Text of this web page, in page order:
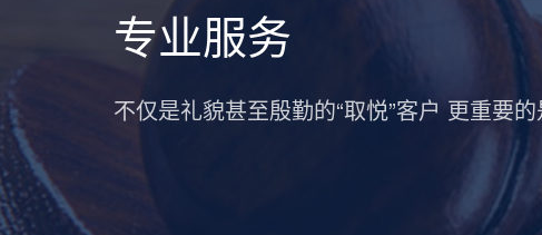
专业服务
不仅是礼貌甚至殷勤的“取悦”客户 更重要